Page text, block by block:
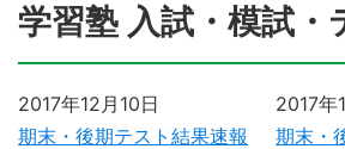
学習塾 入試・模試・
期末・後期テスト結果速報
2017年12月10日
期末・
2017年